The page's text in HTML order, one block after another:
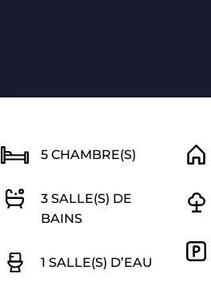
5 CHAMBRE(S)
3 SALLE(S) DE
BAINS
1 SALLE(S) D’EAU